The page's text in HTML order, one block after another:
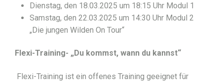
Dienstag, den 18.03.2025 um 18:15 Uhr Modul 1
Samstag, den 22.03.2025 um 14:30 Uhr Modul 2
„Die jungen Wilden On Tour“
Flexi-Training- „Du kommst, wann du kannst“
Flexi-Training ist ein offenes Training geeignet für